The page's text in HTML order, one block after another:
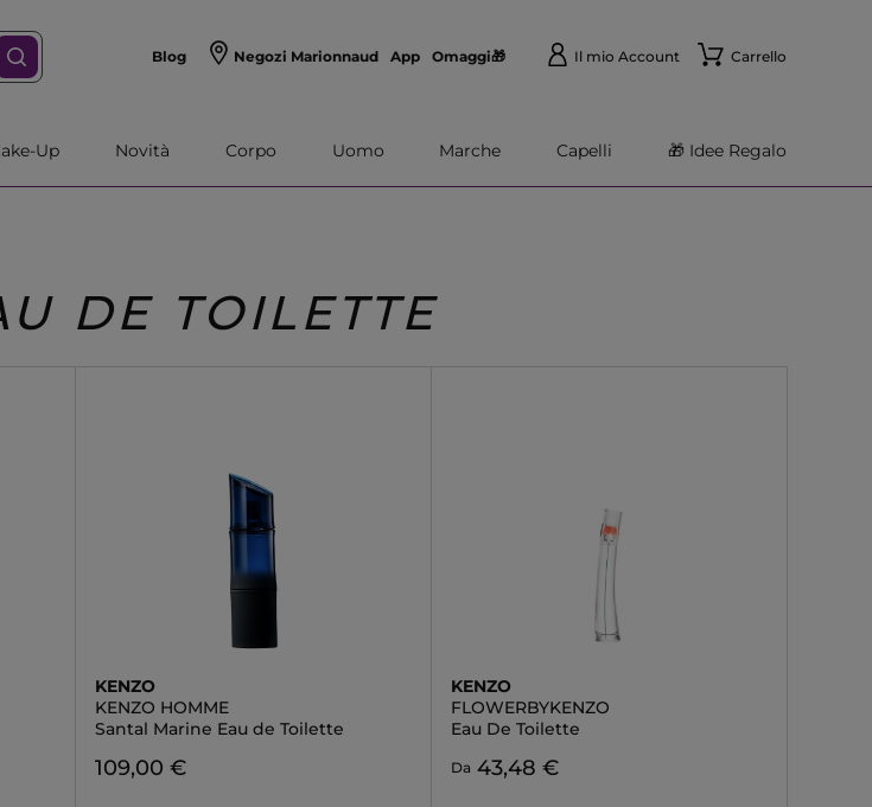
Blog Negozi Marionnaud App Omaggi🎁 Il mio Account Carrello
Up Novità Corpo Uomo Marche Capelli 🎁 Idee Regalo
DE TOILETTE
KENZO
KENZO HOMME
Santal Marine Eau de Toilette
109,00 €
KENZO
FLOWERBYKENZO
Eau De Toilette
Da 43,48 €